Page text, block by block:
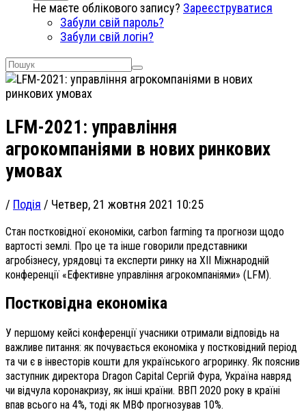
Не маєте облікового запису? Зареєструватися
Забули свій пароль?
Забули свій логін?
LFM-2021: управління
агрокомпаніями в нових ринкових
умовах
/ Подія / Четвер, 21 жовтня 2021 10:25
Стан постковідної економіки, carbon farming та прогнози щодо
вартості землі. Про це та інше говорили представники
агробізнесу, урядовці та експерти ринку на ХІI Міжнародній
конференції «Ефективне управління агрокомпаніями» (LFM).
Постковідна економіка
У першому кейсі конференції учасники отримали відповідь на
важливе питання: як почувається економіка у постковідний період
та чи є в інвесторів кошти для українського агроринку. Як пояснив
заступник директора Dragon Capital Сергій Фура, Україна навряд
чи відчула коронакризу, як інші країни. ВВП 2020 року в країні
впав всього на 4%, тоді як МВФ прогнозував 10%.